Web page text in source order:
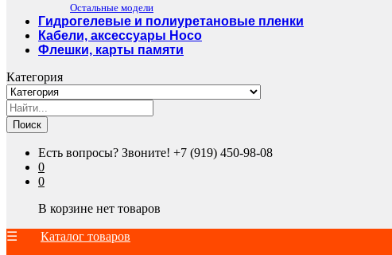
Остальные модели
Гидрогелевые и полиуретановые пленки
Кабели, аксессуары Hoco
Флешки, карты памяти
Категория
Поиск
Есть вопросы? Звоните! +7 (919) 450-98-08
0
0
В корзине нет товаров
Каталог товаров